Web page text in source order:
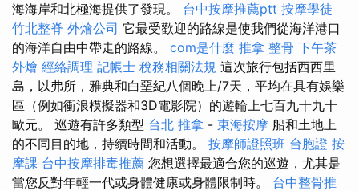
海海岸和北極海提供了發現。 台中按摩推薦ptt 按摩學徒
竹北整脊 外燴公司 它最受歡迎的路線是使我們從海洋港口
的海洋自由中帶走的路線。 com是什麼 推拿 整骨 下午茶
外燴 經絡調理 記帳士 稅務相關法規 這次旅行包括西西里
島，以弗所，雅典和白堊紀八個晚上/7天，平均在具有娛樂
區（例如衝浪模擬器和3D電影院）的遊輪上七百九十九十
歐元。 巡遊有許多類型 台北 推拿 - 東海按摩 船和土地上
的不同目的地，持續時間和活動。 按摩師證照班 台胞證 按
摩課 台中按摩排毒推薦 您想選擇最適合您的巡遊，尤其是
當您反對年輕一代或身體健康或身體限制時。 台中整骨推